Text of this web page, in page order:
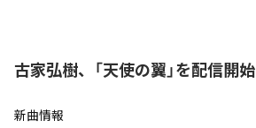
古家弘樹、「天使の翼」を配信開始
新曲情報